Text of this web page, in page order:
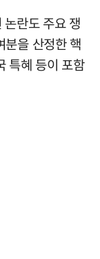
란도 주요 쟁
분을 산정한 핵
특혜 등이 포함